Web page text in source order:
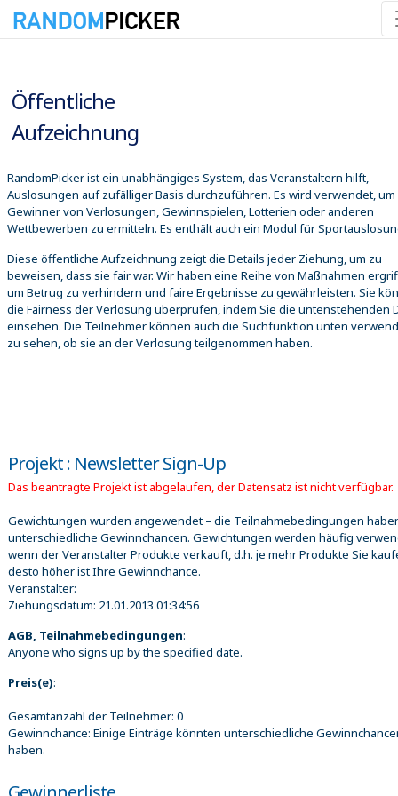
Öffentliche
Aufzeichnung
RandomPicker ist ein unabhängiges System, das Veranstaltern hilft,
Auslosungen auf zufälliger Basis durchzuführen. Es wird verwendet, um
Gewinner von Verlosungen, Gewinnspielen, Lotterien oder anderen
Wettbewerben zu ermitteln. Es enthält auch ein Modul für
Diese öffentliche Aufzeichnung zeigt die Details jeder Ziehung, um zu
beweisen, dass sie fair war. Wir haben eine Reihe von Maßnahmen
um Betrug zu verhindern und faire Ergebnisse zu gewährleisten. Sie
die Fairness der Verlosung überprüfen, indem Sie die untenstehenden
einsehen. Die Teilnehmer können auch die Suchfunktion unten
zu sehen, ob sie an der Verlosung teilgenommen haben.
Projekt : Newsletter Sign-Up
Das beantragte Projekt ist abgelaufen, der Datensatz ist nicht verfügbar.
Gewichtungen wurden angewendet – die Teilnahmebedingungen
unterschiedliche Gewinnchancen. Gewichtungen werden häufig
wenn der Veranstalter Produkte verkauft, d.h. je mehr Produkte Sie
desto höher ist Ihre Gewinnchance.
Veranstalter:
Ziehungsdatum: 21.01.2013 01:34:56
AGB, Teilnahmebedingungen:
Anyone who signs up by the specified date.
Preis(e):
Gesamtanzahl der Teilnehmer: 0
Gewinnchance: Einige Einträge könnten unterschiedliche
haben.